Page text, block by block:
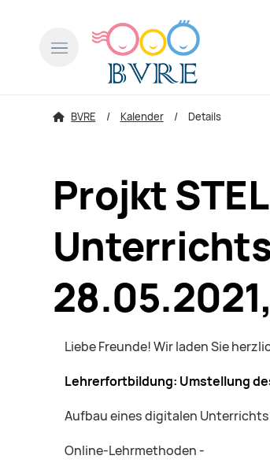
BVRE Kalender Details
Projkt
Liebe Freunde! Wir laden Sie
Lehrerfortbildung: Umstellung
Aufbau eines digitalen
Online-Lehrmethoden -